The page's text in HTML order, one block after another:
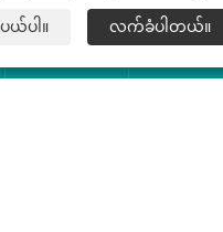
Changzhou Hanghou
righeroor © Ltd. အခွင့်အရ
Follow Us

ပယ်ပါ။ လက်ခံပါတယ်။